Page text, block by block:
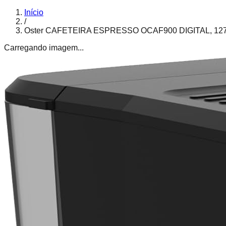
Início
/
Oster CAFETEIRA ESPRESSO OCAF900 DIGITAL,
Carregando imagem...